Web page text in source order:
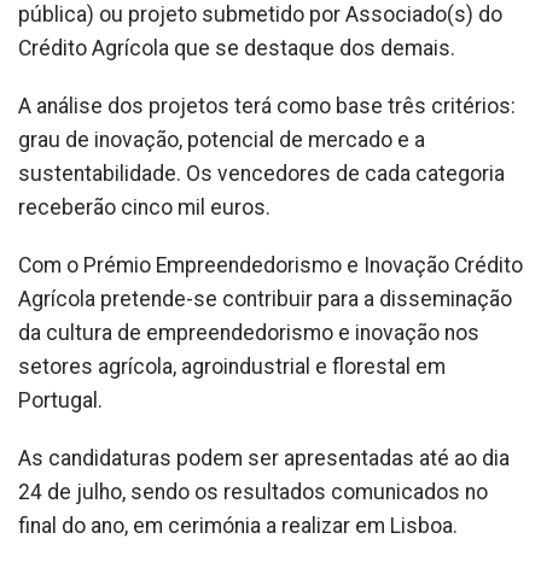
pública) ou projeto submetido por Associado(s) do
Crédito Agrícola que se destaque dos demais.
A análise dos projetos terá como base três critérios:
grau de inovação, potencial de mercado e a
sustentabilidade. Os vencedores de cada categoria
receberão cinco mil euros.
Com o Prémio Empreendedorismo e Inovação Crédito
Agrícola pretende-se contribuir para a disseminação
da cultura de empreendedorismo e inovação nos
setores agrícola, agroindustrial e florestal em
Portugal.
As candidaturas podem ser apresentadas até ao dia
24 de julho, sendo os resultados comunicados no
final do ano, em cerimónia a realizar em Lisboa.